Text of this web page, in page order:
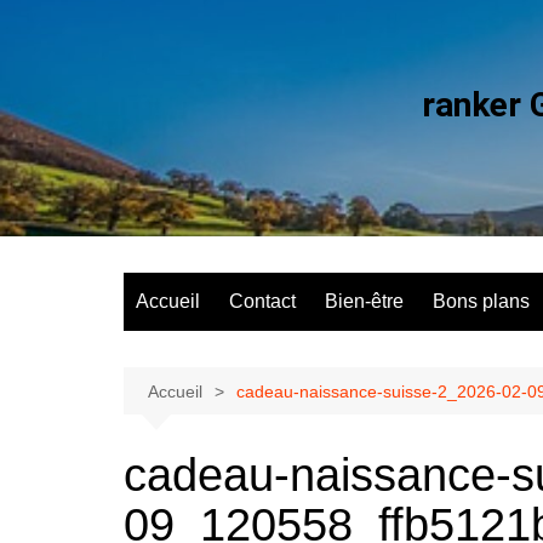
ranker
Accueil Contact Bien-être Bons plans
Accueil cadeau-naissance-suisse-2_2026-02-
cadeau-naissance-